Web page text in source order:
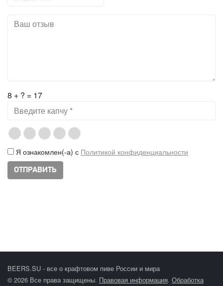
8 + ? = 17
Я ознакомлен(-а) с Политикой конфиденциальности
BEERS.SU - все о крафтовом пиве России и мира
© 2026 Все права защищены. Правовая информация. Обработка